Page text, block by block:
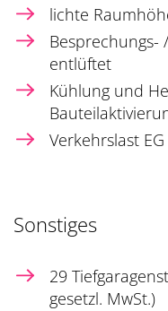
lichte
Besprechungs-
entlüftet
Kühlung und
Verkehrslast
Sonstiges
29
gesetzl. MwSt.)